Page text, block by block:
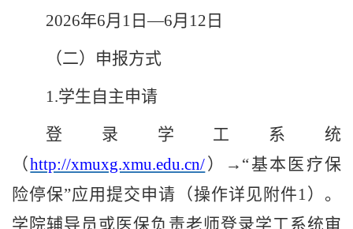
2026年6月 1 日—6月 12 日
（二）申报方式
1.学生自主申请
登录学工系统
（http://xmuxg.xmu.edu.cn/ ）
→“基本医疗保
险停保”应用提交申请（操作详见附件1）。
学院辅导员或医保负责老师登录学工系统审